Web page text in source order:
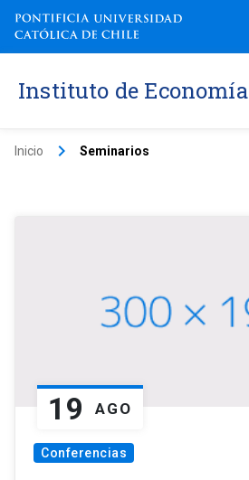
Instituto de Economía
Inicio keyboard_arrow_right Seminarios
19 AGO
Conferencias